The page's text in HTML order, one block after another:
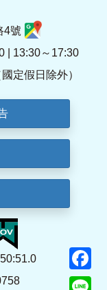
4號
| 13:30～17:30
定假日除外）